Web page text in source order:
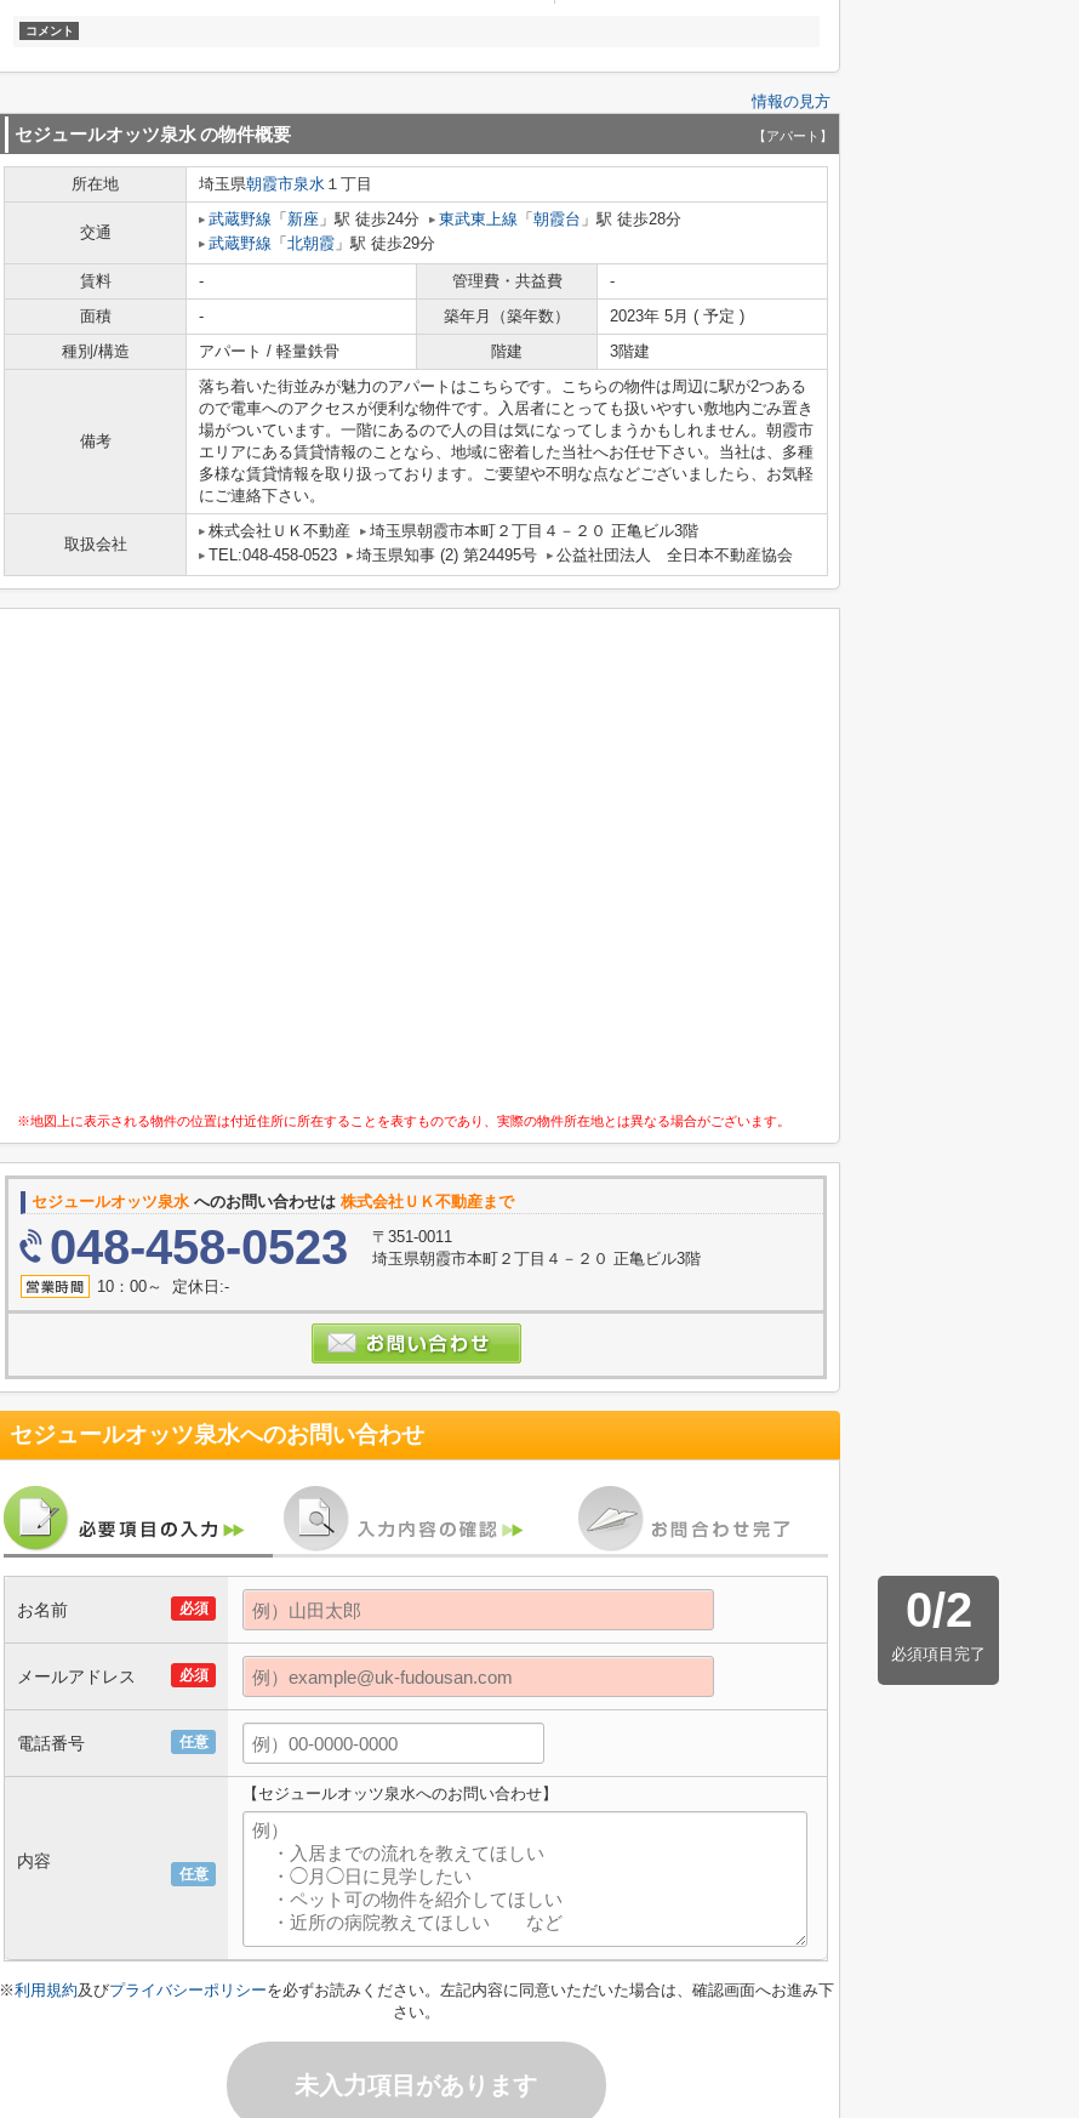
コメント
情報の見方
セジュールオッツ泉水の物件概要 【アパート】
所在地 埼玉県朝霞市泉水 １丁目
交通
武蔵野線 「 新座 」駅 徒歩24分 東武東上線 「 朝霞台 」駅 徒歩28分
武蔵野線 「 北朝霞 」駅 徒歩29分
賃料 - 管理費・共益費
-
面積
- 築年月（築年数）
2023年 5月 ( 予定 )
種別/構造
アパート / 軽量鉄骨 階建 3階建
備考
落ち着いた街並みが魅力のアパートはこちらです。こちらの物件は周辺に駅が2つある
ので電車へのアクセスが便利な物件です。入居者にとっても扱いやすい敷地内ごみ置き
場がついています。一階にあるので人の目は気になってしまうかもしれません。朝霞市
エリアにある賃貸情報のことなら、地域に密着した当社へお任せ下さい。当社は、多種
多様な賃貸情報を取り扱っております。ご要望や不明な点などございましたら、お気軽
にご連絡下さい。
取扱会社
株式会社ＵＫ不動産
埼玉県朝霞市本町２丁目４－２０ 正亀ビル3階
TEL:048-458-0523
埼玉県知事 (2) 第24495号 公益社団法人 全日本不動産協会
※地図上に表示される物件の位置は付近住所に所在することを表すものであり、実際の物件所在地とは異なる場合がございます。
セジュールオッツ泉水 へのお問い合わせは 株式会社ＵＫ不動産まで
048-458-0523
〒351-0011
埼玉県朝霞市本町２丁目４－２０ 正亀ビル3階
10：00～ 定休日:-
セジュールオッツ泉水へのお問い合わせ
0/2
必須項目完了
必須
お名前
必須
メールアドレス
任意
電話番号
任意
内容
【セジュールオッツ泉水へのお問い合わせ】
※利用規約及びプライバシーポリシーを必ずお読みください。左記内容に同意いただいた場合は、確認画面へお進み下
さい。
未入力項目があります